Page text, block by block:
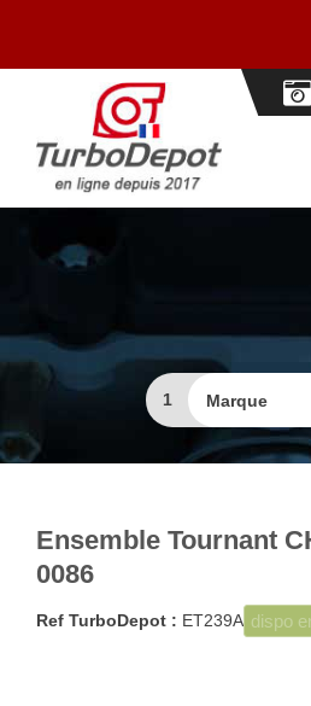
1
Ensemble Tournant
0086
Ref TurboDepot : ET239A dispo